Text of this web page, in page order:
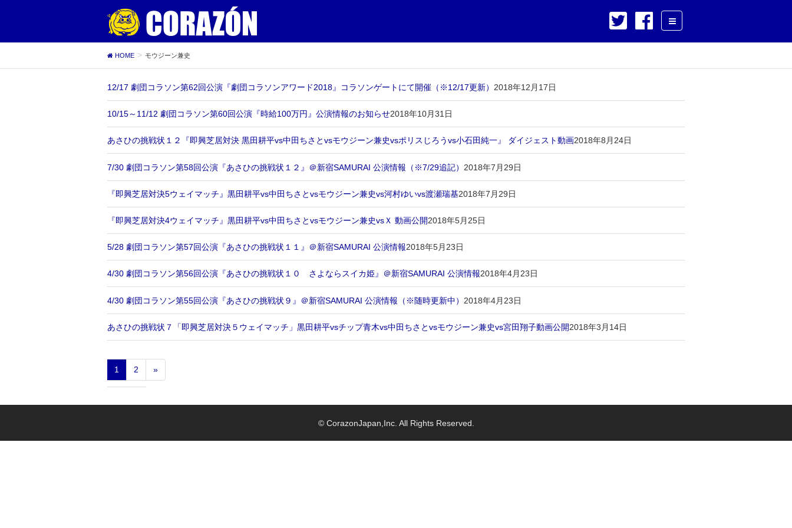
HOME モウジーン兼史
12/17 劇団コラソン第62回公演『劇団コラソンアワード2018』コラソンゲートにて開催（※12/17更新） 2018年12月17日
10/15～11/12 劇団コラソン第60回公演『時給100万円』公演情報のお知らせ2018年10月31日
あさひの挑戦状１２『即興芝居対決 黒田耕平vs中田ちさとvsモウジーン兼史vsポリスじろうvs小石田純一』 ダイジェスト動画2018年8月24日
7/30 劇団コラソン第58回公演『あさひの挑戦状１２』＠新宿SAMURAI 公演情報（※7/29追記） 2018年7月29日
『即興芝居対決5ウェイマッチ』黒田耕平vs中田ちさとvsモウジーン兼史vs河村ゆいvs渡瀬瑞基2018年7月29日
『即興芝居対決4ウェイマッチ』黒田耕平vs中田ちさとvsモウジーン兼史vsＸ 動画公開2018年5月25日
5/28 劇団コラソン第57回公演『あさひの挑戦状１１』＠新宿SAMURAI 公演情報2018年5月23日
4/30 劇団コラソン第56回公演『あさひの挑戦状１０ さよならスイカ姫』＠新宿SAMURAI 公演情報2018年4月23日
4/30 劇団コラソン第55回公演『あさひの挑戦状９』＠新宿SAMURAI 公演情報（※随時更新中） 2018年4月23日
あさひの挑戦状７「即興芝居対決５ウェイマッチ」黒田耕平vsチップ青木vs中田ちさとvsモウジーン兼史vs宮田翔子動画公開2018年3月14日
1 2 »
© CorazonJapan,Inc. All Rights Reserved.